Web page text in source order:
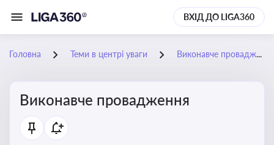
ВХІД ДО LIGA360
Головна Теми в центрі уваги Виконавче провадження
Виконавче провадження